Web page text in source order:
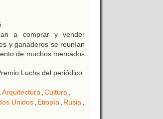
a comprar y vender
y ganaderos se reunían
de muchos mercados
Luchs del periódico
,Arquitectura,Cultura,
Unidos, Etiopía, Rusia,